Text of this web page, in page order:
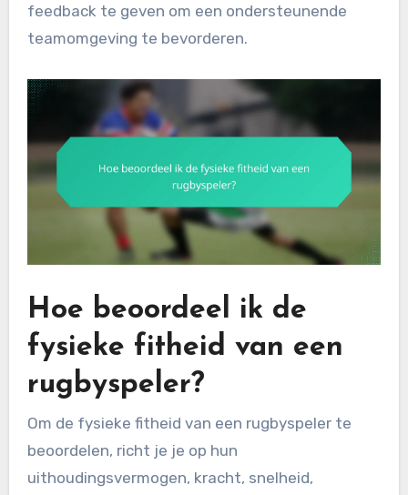
feedback te geven om een ondersteunende
teamomgeving te bevorderen.
Hoe beoordeel ik de
fysieke fitheid van een
rugbyspeler?
Om de fysieke fitheid van een rugbyspeler te
beoordelen, richt je je op hun
uithoudingsvermogen, kracht, snelheid,